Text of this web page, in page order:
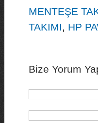
MENTEŞE
TAKIMI, HP
Bize Yorum